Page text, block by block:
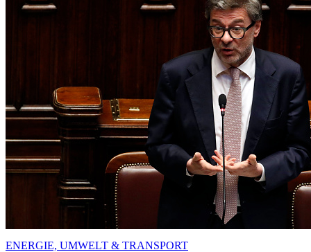
ENERGIE, UMWELT & TRANSPORT